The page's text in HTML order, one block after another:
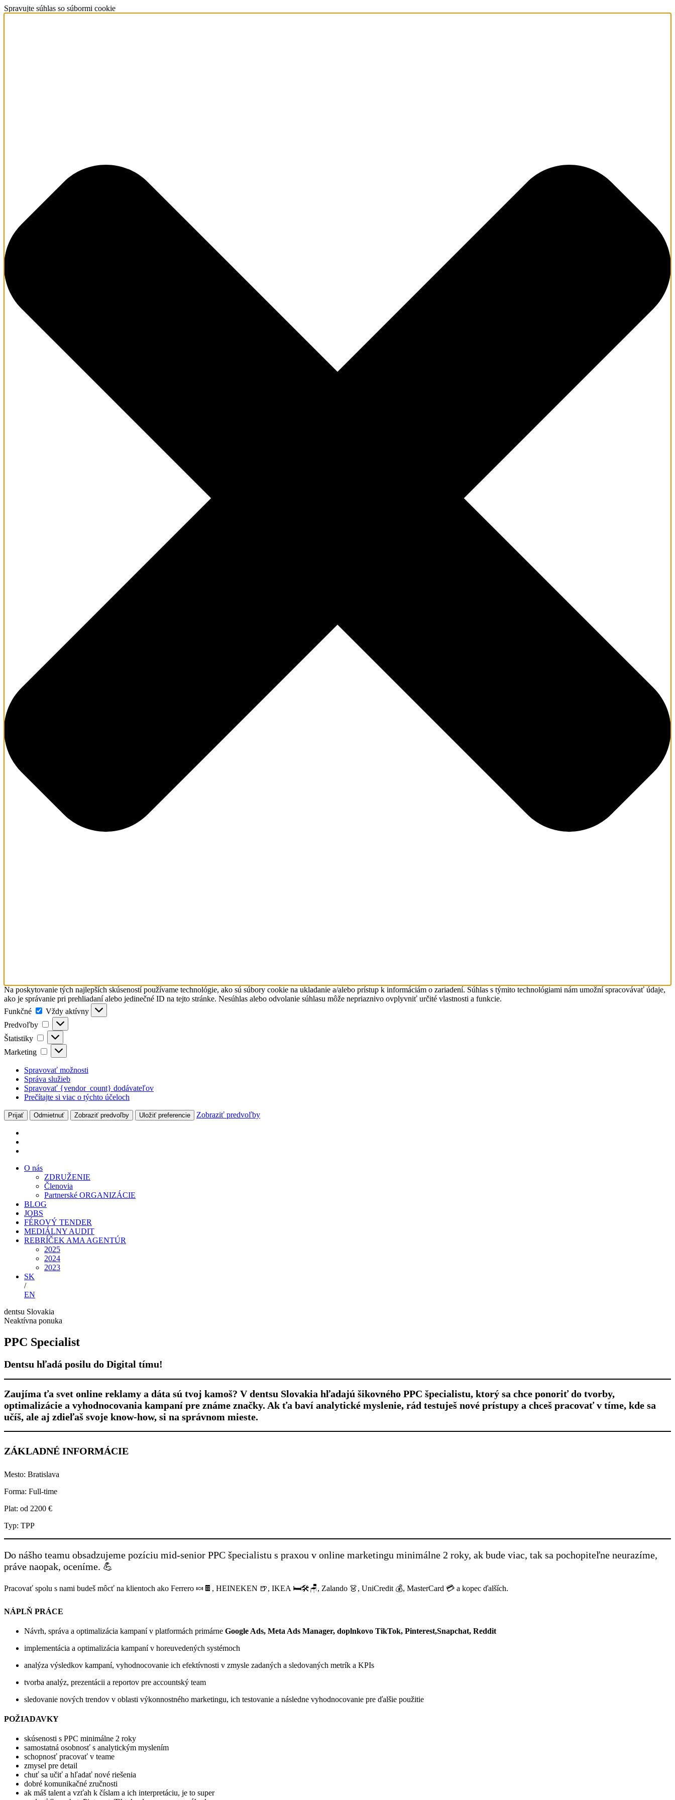
Spravujte súhlas so súbormi cookie
Na poskytovanie tých najlepších skúseností používame technológie, ako sú súbory cookie na ukladanie a/alebo prístup k informáciám o zariadení. Súhlas s týmito technológiami nám umožní spracovávať údaje,
ako je správanie pri prehliadaní alebo jedinečné ID na tejto stránke. Nesúhlas alebo odvolanie súhlasu môže nepriaznivo ovplyvniť určité vlastnosti a funkcie.
Funkčné
Funkčné
Vždy aktívny
Predvoľby
Predvoľby
Štatistiky Štatistiky
Marketing Marketing
Spravovať možnosti
Správa služieb
Spravovať {vendor_count} dodávateľov
Prečítajte si viac o týchto účeloch
Prijať Odmietnuť Zobraziť predvoľby Uložiť preferencie Zobraziť predvoľby
O nás
ZDRUŽENIE
Členovia
Partnerské ORGANIZÁCIE
BLOG
JOBS
FÉROVÝ TENDER
MEDIÁLNY AUDIT
REBRÍČEK AMA AGENTÚR
2025
2024
2023
SK
/
EN
dentsu Slovakia
Neaktívna ponuka
PPC Specialist
Dentsu hľadá posilu do Digital tímu!
Zaujíma ťa svet online reklamy a dáta sú tvoj kamoš? V dentsu Slovakia hľadajú šikovného PPC špecialistu, ktorý sa chce ponoriť do tvorby,
optimalizácie a vyhodnocovania kampaní pre známe značky. Ak ťa baví analytické myslenie, rád testuješ nové prístupy a chceš pracovať v tíme, kde sa
učíš, ale aj zdieľaš svoje know-how, si na správnom mieste.
ZÁKLADNÉ INFORMÁCIE
Mesto: Bratislava
Forma: Full-time
Plat: od 2200 €
Typ: TPP
Do nášho teamu obsadzujeme pozíciu mid-senior PPC špecialistu s praxou v online marketingu minimálne 2 roky, ak bude viac, tak sa pochopiteľne neurazíme,
práve naopak, oceníme. 💪
Pracovať spolu s nami budeš môcť na klientoch ako Ferrero 🍬🍫, HEINEKEN 🍺, IKEA 🛏️🛠️🪑, Zalando 👗, UniCredit 💰, MasterCard 💳 a kopec ďalších.
NÁPLŇ PRÁCE
Návrh, správa a optimalizácia kampaní v platformách primárne Google Ads, Meta Ads Manager, doplnkovo TikTok, Pinterest,Snapchat, Reddit
implementácia a optimalizácia kampaní v horeuvedených systémoch
analýza výsledkov kampaní, vyhodnocovanie ich efektívnosti v zmysle zadaných a sledovaných metrík a KPIs
tvorba analýz, prezentácii a reportov pre accountský team​
sledovanie nových trendov v oblasti výkonnostného marketingu, ich testovanie a následne vyhodnocovanie pre ďalšie použitie​
POŽIADAVKY
skúsenosti s PPC minimálne 2 roky
samostatná osobnosť s analytickým myslením
schopnosť pracovať v teame
zmysel pre detail
chuť sa učiť a hľadať nové riešenia
dobré komunikačné zručnosti
ak máš talent a vzťah k číslam a ich interpretáciu, je to super